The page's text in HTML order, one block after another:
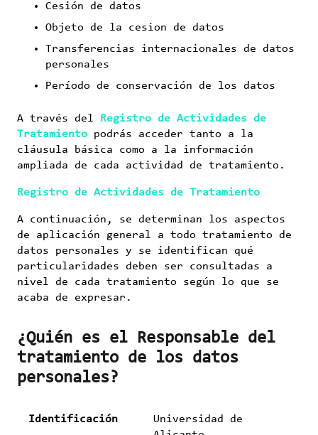
Cesión de datos
Objeto de la cesion de datos
Transferencias internacionales de datos
personales
Período de conservación de los datos
A través del
Registro de Actividades de
Tratamiento podrás acceder tanto a la
cláusula básica como a la información
ampliada de cada actividad de tratamiento.
Registro de Actividades de Tratamiento
A continuación, se determinan los aspectos
de aplicación general a todo tratamiento de
datos personales y se identifican qué
particularidades deben ser consultadas a
nivel de cada tratamiento según lo que se
acaba de expresar.
¿Quién es el Responsable del
tratamiento de los datos
personales?
Identificación
Universidad de